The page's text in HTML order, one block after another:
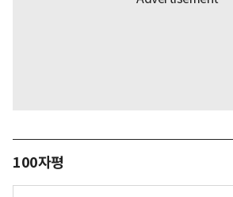
100자평